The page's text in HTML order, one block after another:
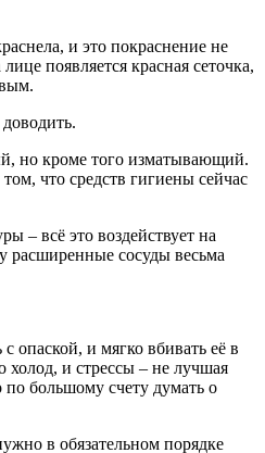
и это покраснение не
появляется красная сеточка,
но кроме того изматывающий.
что средств гигиены сейчас
– всё это воздействует на
расширенные сосуды весьма
опаской, и мягко вбивать её в
холод, и стрессы – не лучшая
по большому счету думать о
в обязательном порядке